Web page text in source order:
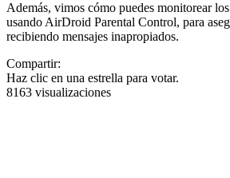
Además, vimos cómo puedes monitorear
usando AirDroid Parental Control, para
recibiendo mensajes inapropiados.
Compartir:
Haz clic en una estrella para votar.
8163 visualizaciones